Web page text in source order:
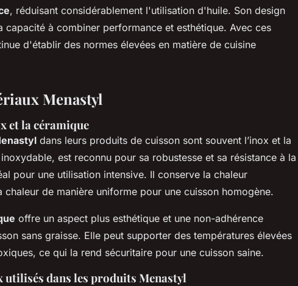
, réduisant considérablement l'utilisation d'huile. Son design
capacité à combiner performance et esthétique. Avec ces
d'établir des normes élevées en matière de cuisine
Menastyl
et la céramique
dans leurs produits de cuisson sont souvent l’inox et la
est reconnu pour sa robustesse et sa résistance à la
pour une utilisation intensive. Il conserve la chaleur
de manière uniforme pour une cuisson homogène.
offre un aspect plus esthétique et une non-adhérence
sans graisse. Elle peut supporter des températures élevées
ce qui la rend sécuritaire pour une cuisson saine.
utilisés dans les produits Menastyl